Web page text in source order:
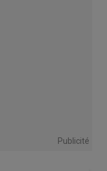
Publicité